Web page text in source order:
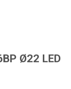
Ø22 LED